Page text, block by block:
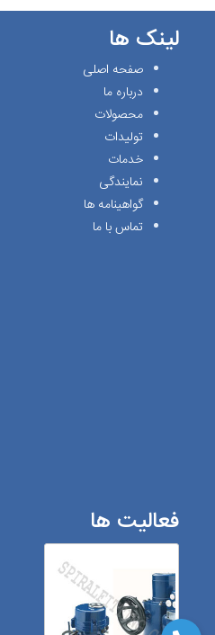
لینک ها
صفحه اصلی
درباره ما
محصولات
تولیدات
خدمات
نمایندگی
گواهینامه ها
تماس با ما
فعالیت ها